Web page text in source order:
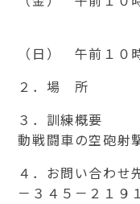
１０
（日） 午前１０
２．場 所 陸
３．訓練概要
動戦闘車の空砲射
４．お問い合わ
－３４５－２１９